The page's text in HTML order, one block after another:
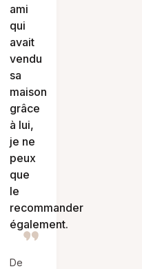
ami
qui
avait
vendu
sa
maison
grâce
à lui,
je ne
peux
que
le
recommander
également.
De